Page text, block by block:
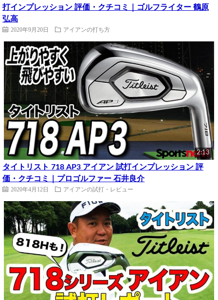
打インプレッション 評価・クチコミ｜ゴルフライター 鶴原
弘高
2020年9月20日 アイアンの打ち方
2:13
タイトリスト 718 AP3 アイアン 試打インプレッション 評
価・クチコミ｜プロゴルファー 石井良介
2020年4月12日 アイアンの試打・レビュー